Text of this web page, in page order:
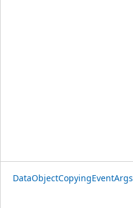
DataObjectCopyingEventArgs